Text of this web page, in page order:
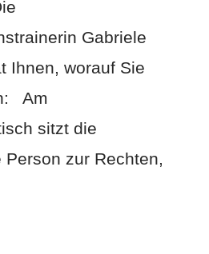
Gabriele
Ihnen, worauf Sie
Am
sitzt die
Person zur Rechten,